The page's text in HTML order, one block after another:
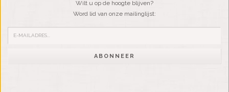
Wilt u op de hoogte blijven?
Word lid van onze mailinglijst:
ABONNEER